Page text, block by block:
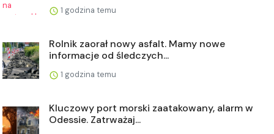
1 godzina temu
Rolnik zaorał nowy asfalt. Mamy nowe
informacje od śledczych...
1 godzina temu
Kluczowy port morski zaatakowany, alarm w
Odessie. Zatrważaj...